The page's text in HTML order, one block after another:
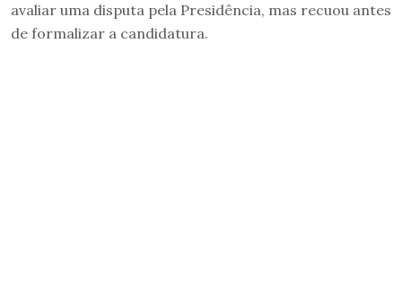
avaliar uma disputa pela Presidência, mas recuou antes
de formalizar a candidatura.